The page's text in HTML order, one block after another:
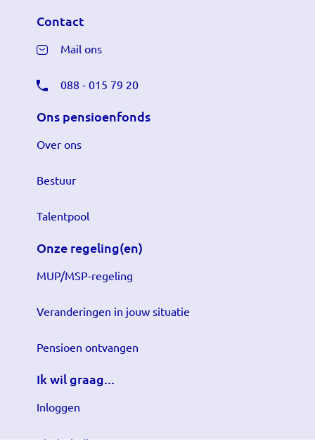
Contact
Mail ons
088 - 015 79 20
Ons pensioenfonds
Over ons
Bestuur
Talentpool
Onze regeling(en)
MUP/MSP-regeling
Veranderingen in jouw situatie
Pensioen ontvangen
Ik wil graag...
Inloggen